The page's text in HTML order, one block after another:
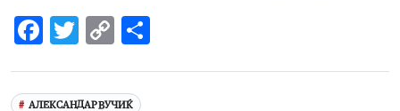
Facebook
Twitter
Copy
АЛЕКСАНДАР ВУЧИЌ